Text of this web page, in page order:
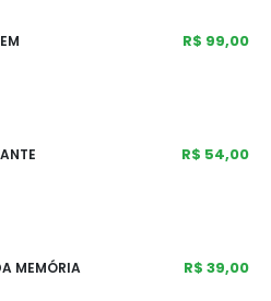
R$ 99,00
R$ 54,00
MEMÓRIA R$ 39,00